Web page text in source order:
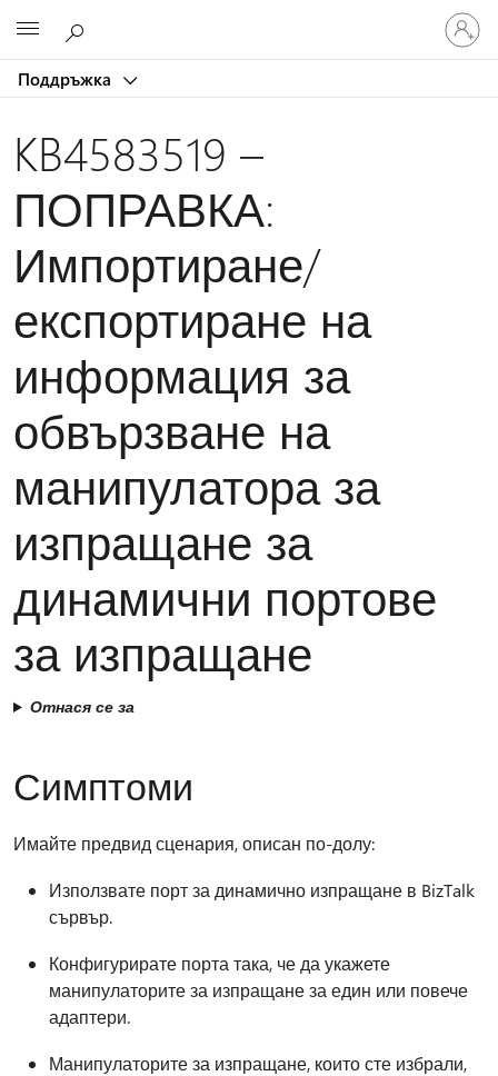
Поддръжка
Влезте
във
вашия
KB4583519 –
ПОПРАВКА:
Импортиране/
експортиране на
информация за
обвързване на
манипулатора за
изпращане за
динамични портове
за изпращане
Отнася се за
Симптоми
Имайте предвид сценария, описан по-долу:
Използвате порт за динамично изпращане в BizTalk
сървър.
Конфигурирате порта така, че да укажете
манипулаторите за изпращане за един или повече
адаптери.
Манипулаторите за изпращане, които сте избрали,